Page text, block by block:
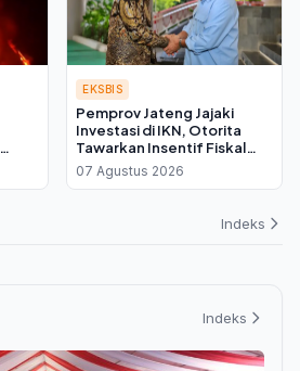
EKSBIS
Pemprov Jateng Jajaki
Investasi di IKN, Otorita
Tawarkan Insentif Fiskal
bagi Daerah Mitra
07 Agustus 2026
Indeks
Indeks